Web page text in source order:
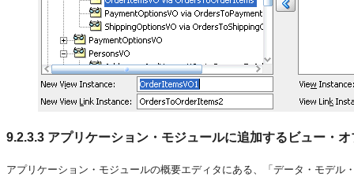
9.2.3.3 アプリケーション・モジュールに追加するビュー・
アプリケーション・モジュールの概要エディタにある、「データ・モデ